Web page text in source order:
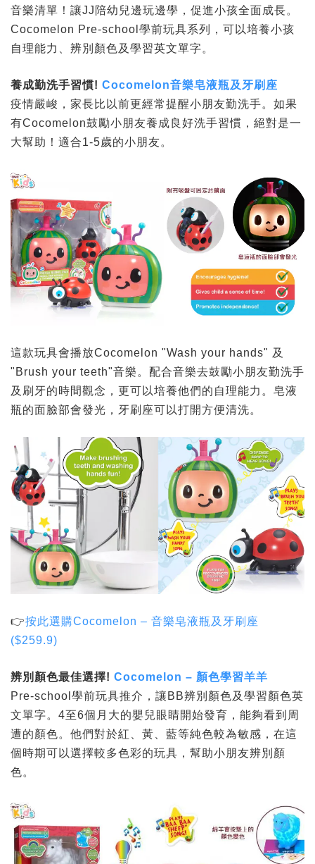
音樂清單！讓JJ陪幼兒邊玩邊學，促進小孩全面成長。
Cocomelon Pre-school學前玩具系列，可以培養小孩
自理能力、辨別顏色及學習英文單字。
養成勤洗手習慣! Cocomelon音樂皂液瓶及牙刷座
疫情嚴峻，家長比以前更經常提醒小朋友勤洗手。如果
有Cocomelon鼓勵小朋友養成良好洗手習慣，絕對是一
大幫助！適合1-5歲的小朋友。
這款玩具會播放Cocomelon "Wash your hands" 及
"Brush your teeth"音樂。配合音樂去鼓勵小朋友勤洗手
及刷牙的時間觀念，更可以培養他們的自理能力。皂液
瓶的面臉部會發光，牙刷座可以打開方便清洗。
👉按此選購Cocomelon – 音樂皂液瓶及牙刷座
($259.9)
辨別顏色最佳選擇! Cocomelon – 顏色學習羊羊
Pre-school學前玩具推介，讓BB辨別顏色及學習顏色英
文單字。4至6個月大的嬰兒眼睛開始發育，能夠看到周
遭的顏色。他們對於紅、黃、藍等純色較為敏感，在這
個時期可以選擇較多色彩的玩具，幫助小朋友辨別顏
色。